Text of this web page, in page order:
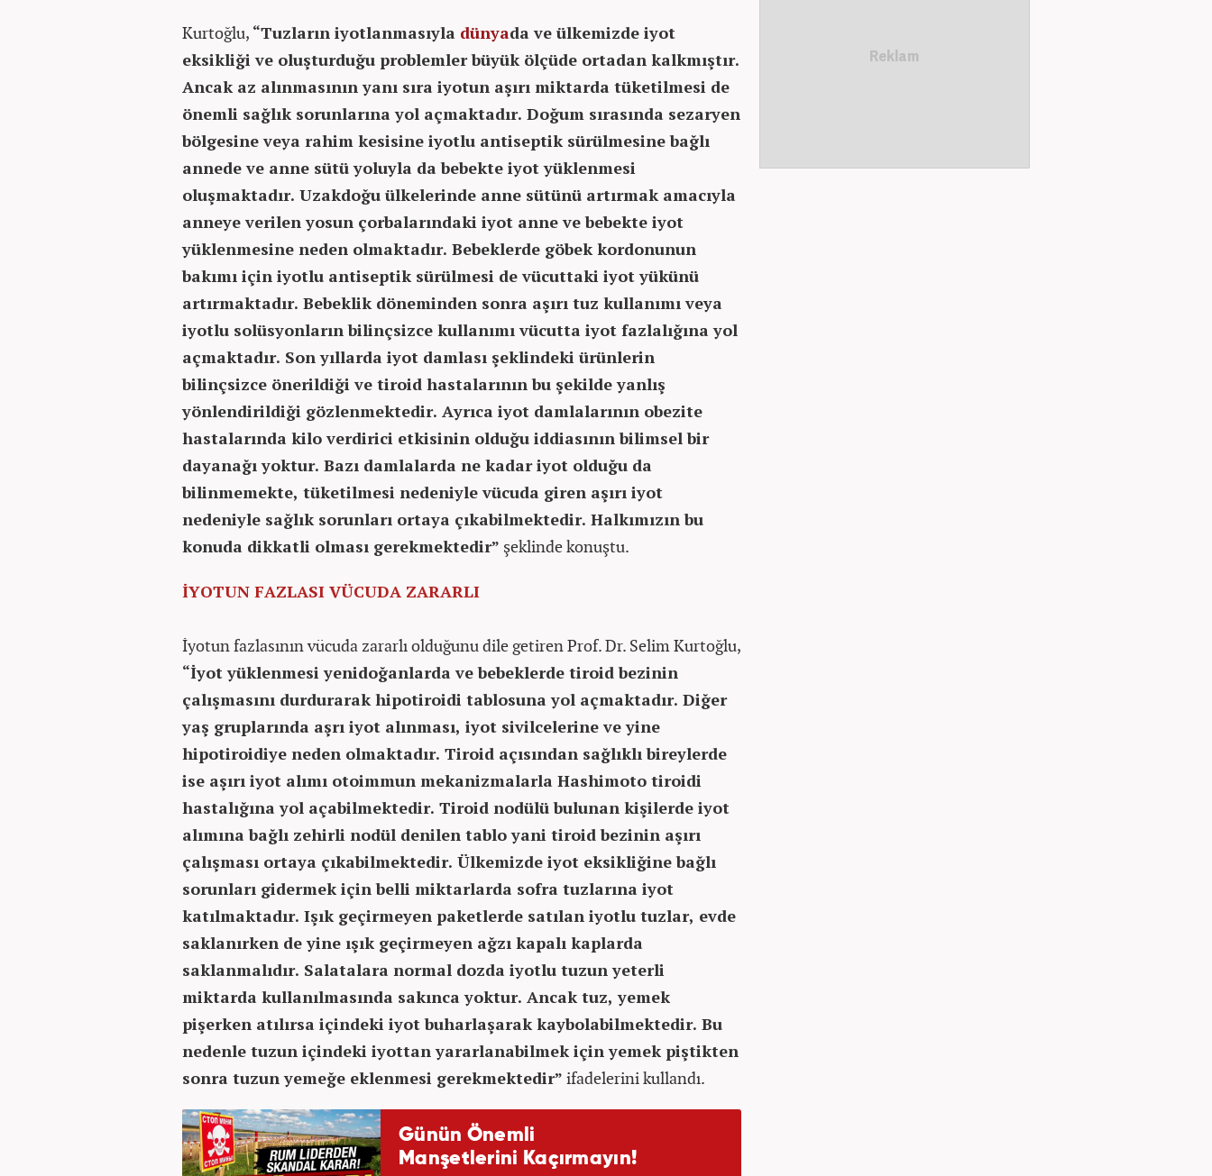
Kurtoğlu, “Tuzların iyotlanmasıyla dünyada ve ülkemizde iyot
eksikliği ve oluşturduğu problemler büyük ölçüde ortadan kalkmıştır.
Ancak az alınmasının yanı sıra iyotun aşırı miktarda tüketilmesi de
önemli sağlık sorunlarına yol açmaktadır. Doğum sırasında sezaryen
bölgesine veya rahim kesisine iyotlu antiseptik sürülmesine bağlı
annede ve anne sütü yoluyla da bebekte iyot yüklenmesi
oluşmaktadır. Uzakdoğu ülkelerinde anne sütünü artırmak amacıyla
anneye verilen yosun çorbalarındaki iyot anne ve bebekte iyot
yüklenmesine neden olmaktadır. Bebeklerde göbek kordonunun
bakımı için iyotlu antiseptik sürülmesi de vücuttaki iyot yükünü
artırmaktadır. Bebeklik döneminden sonra aşırı tuz kullanımı veya
iyotlu solüsyonların bilinçsizce kullanımı vücutta iyot fazlalığına yol
açmaktadır. Son yıllarda iyot damlası şeklindeki ürünlerin
bilinçsizce önerildiği ve tiroid hastalarının bu şekilde yanlış
yönlendirildiği gözlenmektedir. Ayrıca iyot damlalarının obezite
hastalarında kilo verdirici etkisinin olduğu iddiasının bilimsel bir
dayanağı yoktur. Bazı damlalarda ne kadar iyot olduğu da
bilinmemekte, tüketilmesi nedeniyle vücuda giren aşırı iyot
nedeniyle sağlık sorunları ortaya çıkabilmektedir. Halkımızın bu
konuda dikkatli olması gerekmektedir” şeklinde konuştu.
İYOTUN FAZLASI VÜCUDA ZARARLI
İyotun fazlasının vücuda zararlı olduğunu dile getiren Prof. Dr. Selim Kurtoğlu,
“İyot yüklenmesi yenidoğanlarda ve bebeklerde tiroid bezinin
çalışmasını durdurarak hipotiroidi tablosuna yol açmaktadır. Diğer
yaş gruplarında aşrı iyot alınması, iyot sivilcelerine ve yine
hipotiroidiye neden olmaktadır. Tiroid açısından sağlıklı bireylerde
ise aşırı iyot alımı otoimmun mekanizmalarla Hashimoto tiroidi
hastalığına yol açabilmektedir. Tiroid nodülü bulunan kişilerde iyot
alımına bağlı zehirli nodül denilen tablo yani tiroid bezinin aşırı
çalışması ortaya çıkabilmektedir. Ülkemizde iyot eksikliğine bağlı
sorunları gidermek için belli miktarlarda sofra tuzlarına iyot
katılmaktadır. Işık geçirmeyen paketlerde satılan iyotlu tuzlar, evde
saklanırken de yine ışık geçirmeyen ağzı kapalı kaplarda
saklanmalıdır. Salatalara normal dozda iyotlu tuzun yeterli
miktarda kullanılmasında sakınca yoktur. Ancak tuz, yemek
pişerken atılırsa içindeki iyot buharlaşarak kaybolabilmektedir. Bu
nedenle tuzun içindeki iyottan yararlanabilmek için yemek piştikten
sonra tuzun yemeğe eklenmesi gerekmektedir” ifadelerini kullandı.